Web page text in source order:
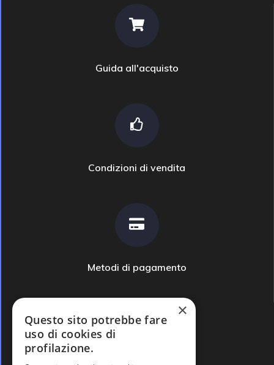
Guida all'acquisto
Condizioni di vendita
Metodi di pagamento
×
Questo sito potrebbe fare
uso di cookies di
profilazione.